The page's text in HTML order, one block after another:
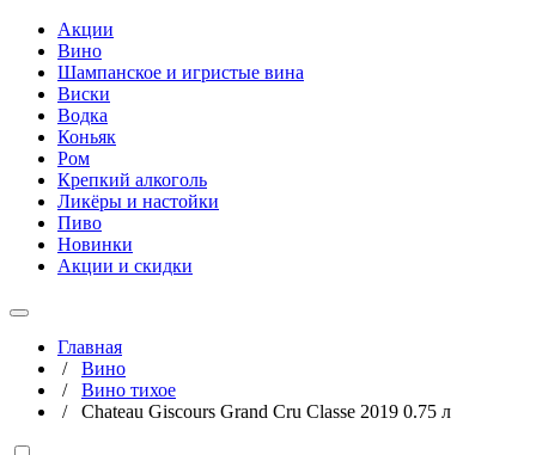
Акции
Вино
Шампанское и игристые вина
Виски
Водка
Коньяк
Ром
Крепкий алкоголь
Ликёры и настойки
Пиво
Новинки
Акции и скидки
Главная
/ Вино
/ Вино тихое
/ Chateau Giscours Grand Cru Сlasse 2019 0.75 л